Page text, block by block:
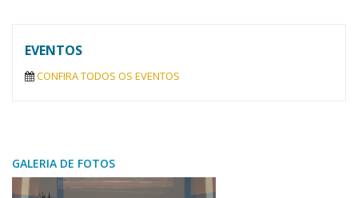
EVENTOS
CONFIRA TODOS OS EVENTOS
GALERIA DE FOTOS